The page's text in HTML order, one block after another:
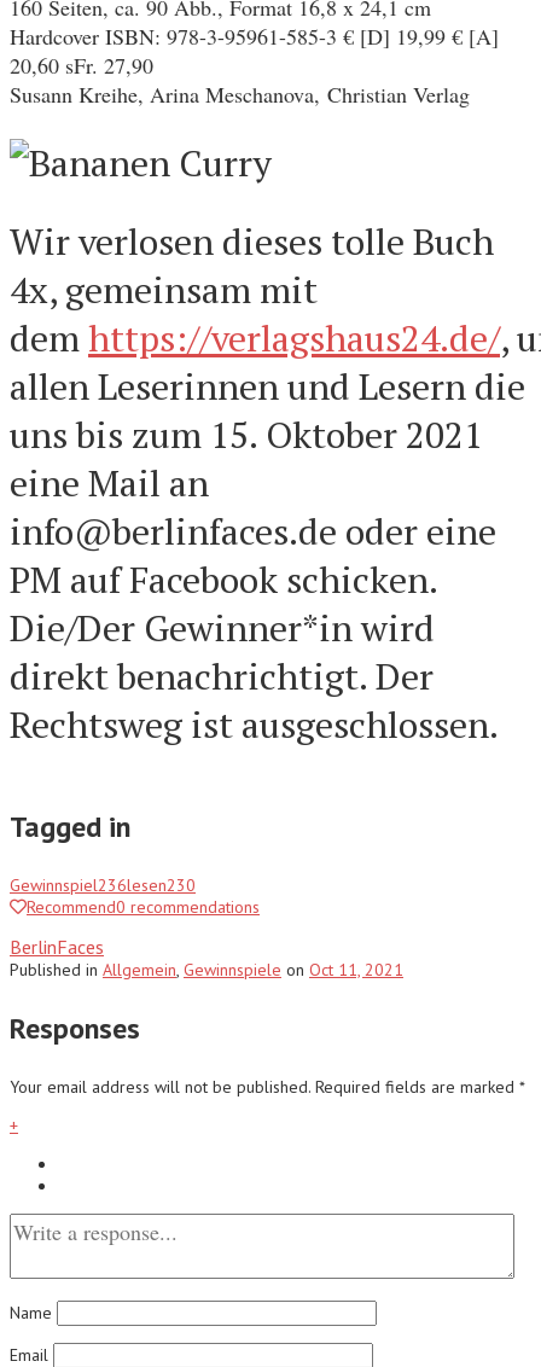
160 Seiten, ca. 90 Abb., Format 16,8 x 24,1 cm
Hardcover ISBN: 978-3-95961-585-3 € [D] 19,99 € [A]
20,60 sFr. 27,90
Susann Kreihe, Arina Meschanova, Christian Verlag
Wir verlosen dieses tolle Buch
4x, gemeinsam mit
demhttps://verlagshaus24.de/,
allen Leserinnen und Lesern die
uns bis zum 15. Oktober 2021
eine Mail an
info@berlinfaces.de oder eine
PM auf Facebook schicken.
Die/Der Gewinner*in wird
direkt benachrichtigt. Der
Rechtsweg ist ausgeschlossen.
Tagged in
Gewinnspiel236lesen230
Recommend0 recommendations
BerlinFaces
Published in Allgemein Gewinnspiele on Oct 11, 2021
Responses
Your email address will not be published. Required fields are marked *
+
Name
Email